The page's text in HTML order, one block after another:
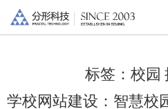
标签： 校园
学校网站建设：智慧校